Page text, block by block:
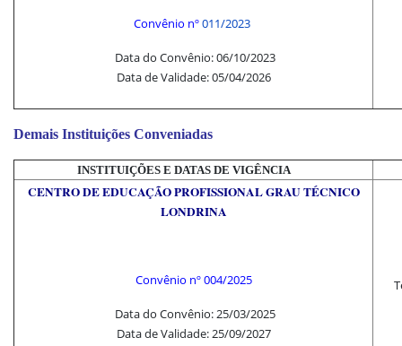
Convênio nº011/2023
Data do Convênio: 06/10/2023
Data de Validade: 05/04/2026
Demais Instituições Conveniadas
INSTITUIÇÕES E DATAS DE VIGÊNCIA
CENTRO DE EDUCAÇÃO PROFISSIONAL GRAU TÉCNICO
LONDRINA
Convênio nº 004/2025
Data do Convênio: 25/03/2025
Data de Validade: 25/09/2027